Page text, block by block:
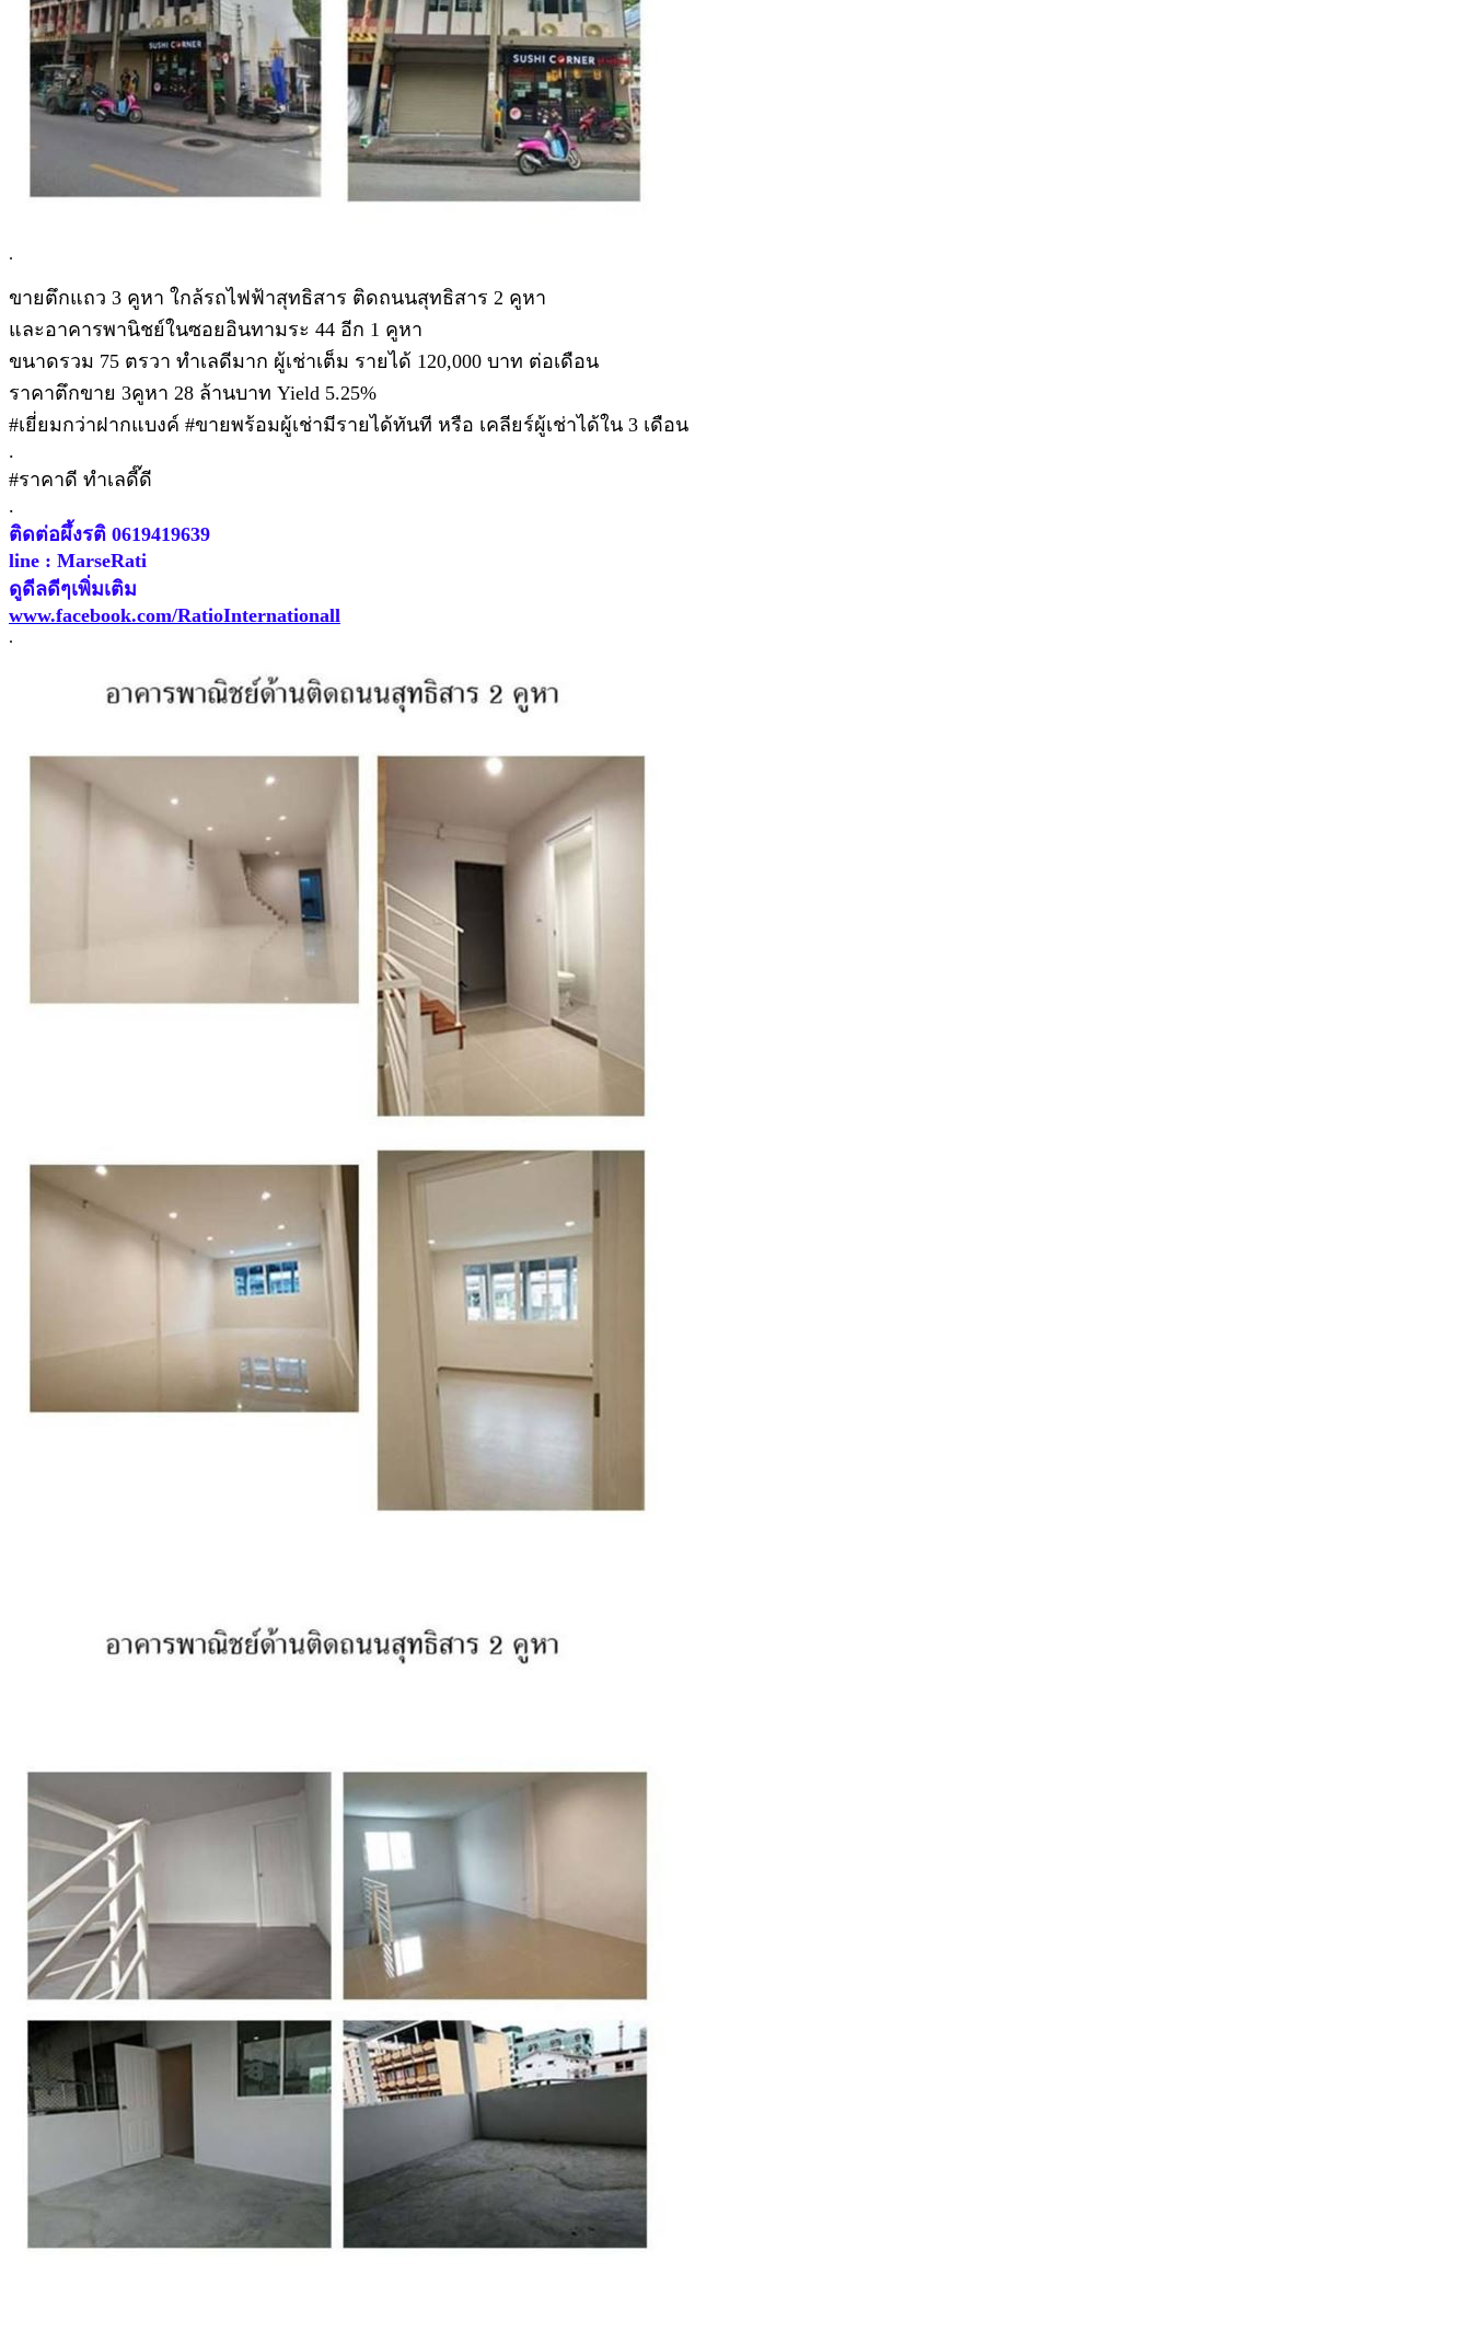
.
ขายตึกแถว 3 คูหา ใกล้รถไฟฟ้าสุทธิสาร ติดถนนสุทธิสาร 2 คูหา
และอาคารพานิชย์ในซอยอินทามระ 44 อีก 1 คูหา
ขนาดรวม 75 ตรวา ทำเลดีมาก ผู้เช่าเต็ม รายได้ 120,000 บาท ต่อเดือน
ราคาตึกขาย 3คูหา 28 ล้านบาท Yield 5.25%
#เยี่ยมกว่าฝากแบงค์ #ขายพร้อมผู้เช่ามีรายได้ทันที หรือ เคลียร์ผู้เช่าได้ใน 3 เดือน
.
#ราคาดี ทำเลดี๊ดี
.
ติดต่อผึ้งรติ 0619419639
line : MarseRati
ดูดีลดีๆเพิ่มเติม
www.facebook.com/RatioInternationall
.